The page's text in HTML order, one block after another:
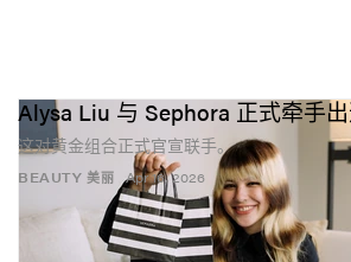
BEAUTY 美丽
Alysa Liu 与 Sephora 正式牵手
这对黄金组合正式官宣联手。
Apr 16, 2026